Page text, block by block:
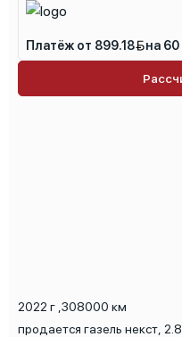
2022 г 308000 км
продается газель некст,
Платёж от 899.18 на